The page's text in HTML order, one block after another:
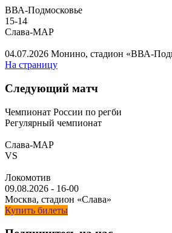
ВВА-Подмосковье
15-14
Слава-МАР
04.07.2026 Монино, стадион «ВВА-
На страницу
Следующий матч
Чемпионат России по регби
Регулярный чемпионат
Слава-МАР
VS
Локомотив
09.08.2026 - 16-00
Москва, стадион «Слава»
Купить билеты